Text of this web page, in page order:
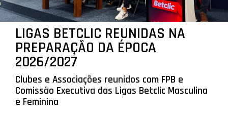
LIGAS BETCLIC REUNIDAS NA
PREPARAÇÃO DA ÉPOCA
2026/2027
Clubes e Associações reunidos com FPB e
Comissão Executiva das Ligas Betclic Masculina
e Feminina